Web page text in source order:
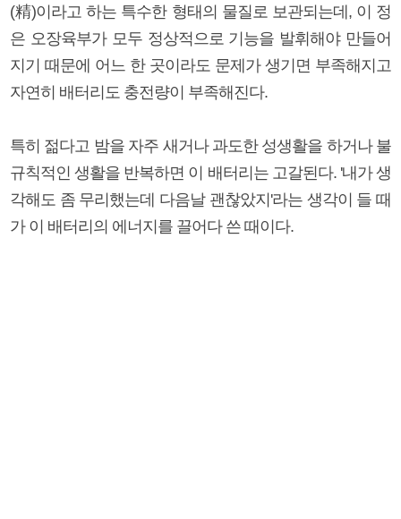
(精)이라고 하는 특수한 형태의 물질로 보관되는데, 이 정
은 오장육부가 모두 정상적으로 기능을 발휘해야 만들어
지기 때문에 어느 한 곳이라도 문제가 생기면 부족해지고
자연히 배터리도 충전량이 부족해진다.
특히 젊다고 밤을 자주 새거나 과도한 성생활을 하거나 불
규칙적인 생활을 반복하면 이 배터리는 고갈된다. '내가 생
각해도 좀 무리했는데 다음날 괜찮았지'라는 생각이 들 때
가 이 배터리의 에너지를 끌어다 쓴 때이다.